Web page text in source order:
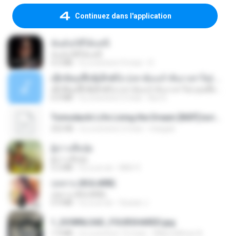
Continuez dans l'application
กุหลาบ (KULARB)
1_DOWNLOAD_FOURSHARED.jpg